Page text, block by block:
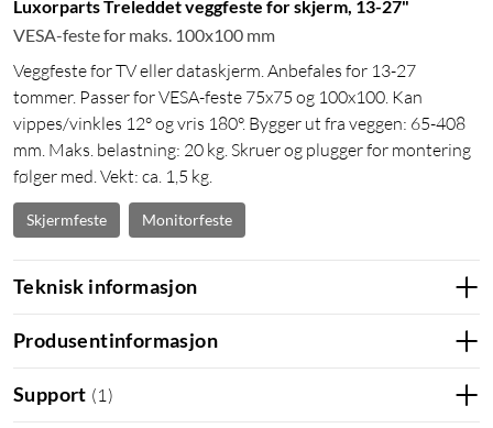
Luxorparts Treleddet veggfeste for skjerm, 13-27"
VESA-feste for maks. 100x100 mm
Veggfeste for TV eller dataskjerm. Anbefales for 13-27
tommer. Passer for VESA-feste 75x75 og 100x100. Kan
vippes/vinkles 12° og vris 180°. Bygger ut fra veggen: 65-408
mm. Maks. belastning: 20 kg. Skruer og plugger for montering
følger med. Vekt: ca. 1,5 kg.
Skjermfeste Monitorfeste
Teknisk informasjon
Produsentinformasjon
Support (1)